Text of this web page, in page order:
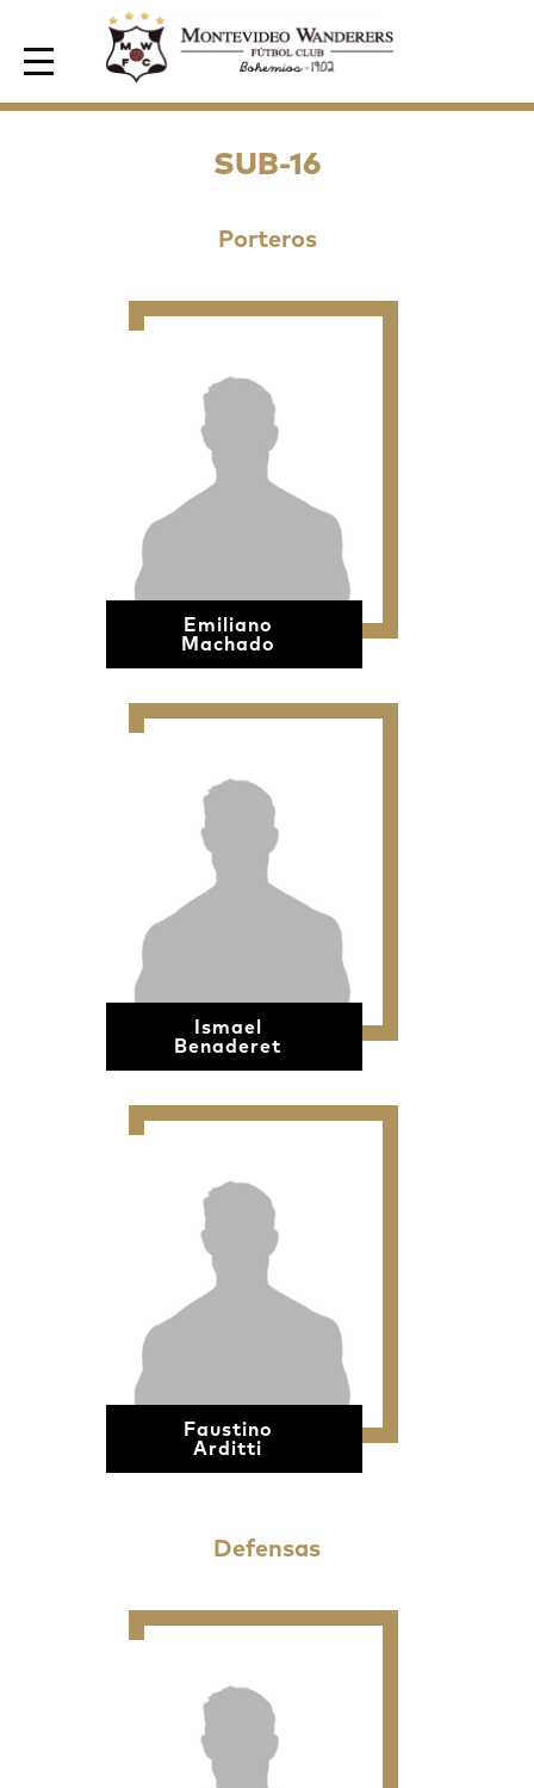
Area de Socios
SUB-16
Porteros
Emiliano
Machado
Ismael
Benaderet
Faustino
Arditti
Defensas